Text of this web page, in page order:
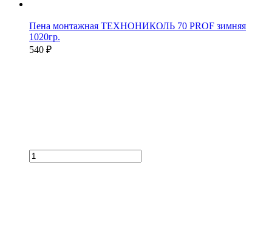
Пена монтажная ТЕХНОНИКОЛЬ 70 PROF зимняя
1020гр.
540 ₽